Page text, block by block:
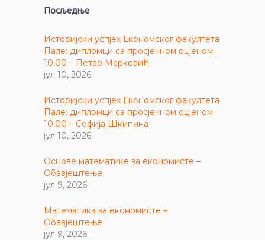
Посљедње
Историјски успјех Економског факултета
Пале: дипломци са просјечном оцјеном
10,00 – Петар Марковић
јул 10, 2026
Историјски успјех Економског факултета
Пале: дипломци са просјечном оцјеном
10,00 – Софија Шкипина
јул 10, 2026
Основе математике за економисте –
Обавјештење
јул 9, 2026
Математика за економисте –
Обавјештење
јул 9, 2026